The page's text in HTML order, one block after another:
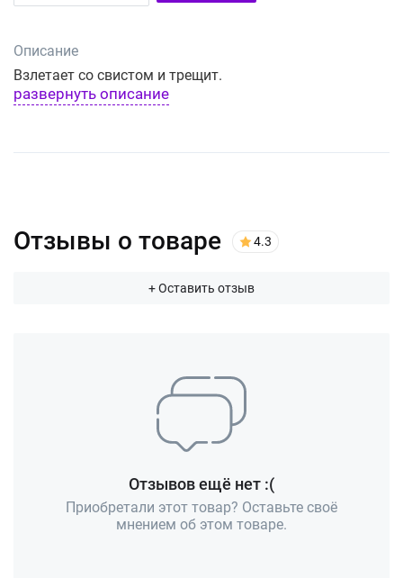
Описание
Взлетает со свистом и трещит.
развернуть описание
Отзывы о товаре 4.3
+ Оставить отзыв
Отзывов ещё нет :(
Приобретали этот товар? Оставьте своё
мнением об этом товаре.